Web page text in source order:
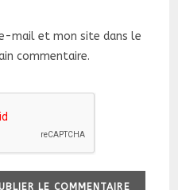
mail et mon site dans le
commentaire.